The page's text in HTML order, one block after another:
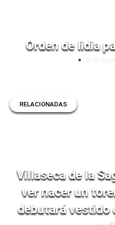
Orden de lidia
RELACIONADAS
Villaseca de la
ver nacer un
debutará vestido